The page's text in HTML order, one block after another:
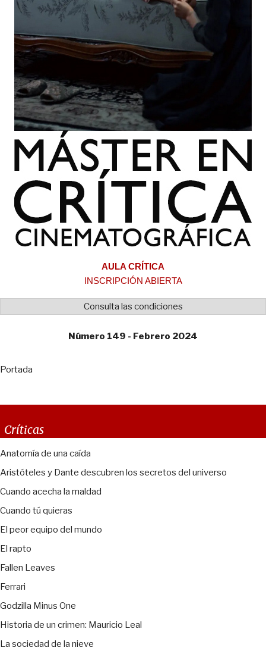
AULA CRÍTICA
INSCRIPCIÓN ABIERTA
Consulta las condiciones
Número 149 - Febrero 2024
Portada
Críticas
Anatomía de una caída
Aristóteles y Dante descubren los secretos del universo
Cuando acecha la maldad
Cuando tú quieras
El peor equipo del mundo
El rapto
Fallen Leaves
Ferrari
Godzilla Minus One
Historia de un crimen: Mauricio Leal
La sociedad de la nieve